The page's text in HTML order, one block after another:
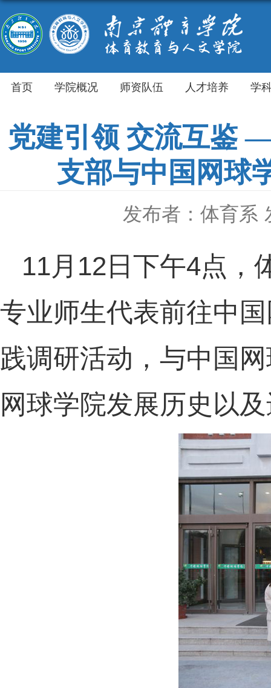
首页 学院概况 师资队伍 人才培养 学
党建引领 交流互鉴
支部与中国网球
发布者：体育系
11月12日下午4点，
专业师生代表前往中
践调研活动，与中国
网球学院发展历史以